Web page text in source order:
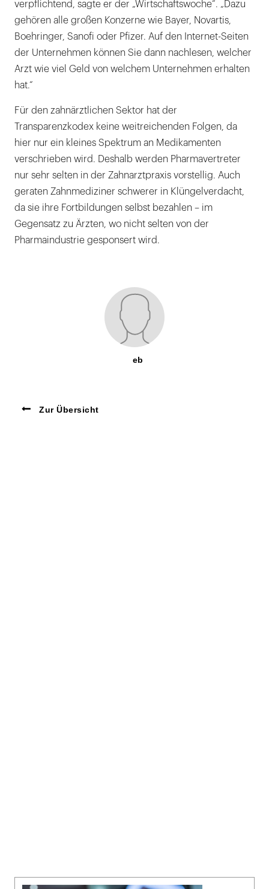
verpflichtend, sagte er der „Wirtschaftswoche“. „Dazu
gehören alle großen Konzerne wie Bayer, Novartis,
Boehringer, Sanofi oder Pfizer. Auf den Internet-Seiten
der Unternehmen können Sie dann nachlesen, welcher
Arzt wie viel Geld von welchem Unternehmen erhalten
hat.“
Für den zahnärztlichen Sektor hat der
Transparenzkodex keine weitreichenden Folgen, da
hier nur ein kleines Spektrum an Medikamenten
verschrieben wird. Deshalb werden Pharmavertreter
nur sehr selten in der Zahnarztpraxis vorstellig. Auch
geraten Zahnmediziner schwerer in Klüngelverdacht,
da sie ihre Fortbildungen selbst bezahlen – im
Gegensatz zu Ärzten, wo nicht selten von der
Pharmaindustrie gesponsert wird.
eb
Zur Übersicht